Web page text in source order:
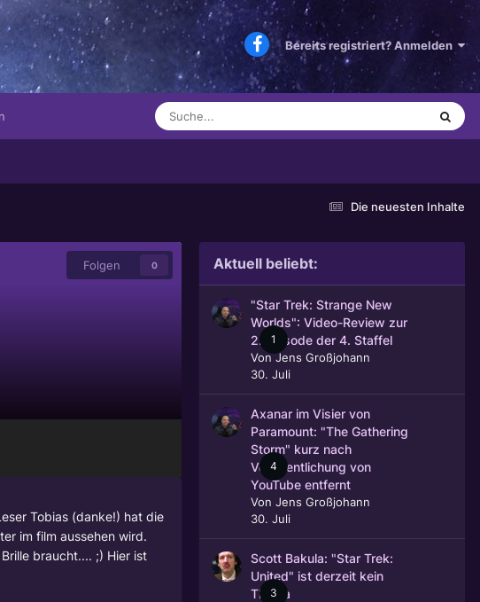
Bereits registriert? Anmelden
Die neuesten Inhalte
Folgen 0
Tobias (danke!) hat die
im film aussehen wird.
braucht.... ;) Hier ist
Aktuell beliebt:
1
"Star Trek: Strange New
Worlds": Video-Review zur
2. Episode der 4. Staffel
VonJens Großjohann
30. Juli
4
Axanar im Visier von
Paramount: "The Gathering
Storm" kurz nach
Veröffentlichung von
YouTube entfernt
Von Jens Großjohann
30. Juli
3
Scott Bakula: "Star Trek:
United" ist derzeit kein
Thema